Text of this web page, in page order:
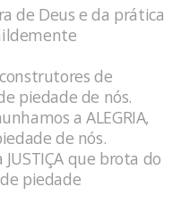
de Deus e da prática
de
piedade de nós.
a ALEGRIA,
de nós.
que brota do
piedade